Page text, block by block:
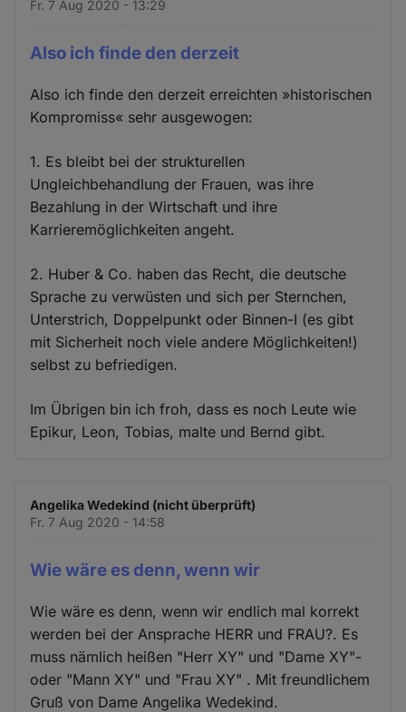
Fr. 7 Aug 2020 - 13:29
Also ich finde den derzeit
Also ich finde den derzeit erreichten »historischen
Kompromiss« sehr ausgewogen:
1. Es bleibt bei der strukturellen
Ungleichbehandlung der Frauen, was ihre
Bezahlung in der Wirtschaft und ihre
Karrieremöglichkeiten angeht.
2. Huber & Co. haben das Recht, die deutsche
Sprache zu verwüsten und sich per Sternchen,
Unterstrich, Doppelpunkt oder Binnen-I (es gibt
mit Sicherheit noch viele andere Möglichkeiten!)
selbst zu befriedigen.
Im Übrigen bin ich froh, dass es noch Leute wie
Epikur, Leon, Tobias, malte und Bernd gibt.
Angelika Wedekind (nicht überprüft)
Fr. 7 Aug 2020 - 14:58
Wie wäre es denn, wenn wir
Wie wäre es denn, wenn wir endlich mal korrekt
werden bei der Ansprache HERR und FRAU?. Es
muss nämlich heißen "Herr XY" und "Dame XY"-
oder "Mann XY" und "Frau XY" . Mit freundlichem
Gruß von Dame Angelika Wedekind.